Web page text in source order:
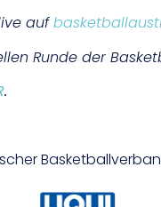
auf
Runde der
.